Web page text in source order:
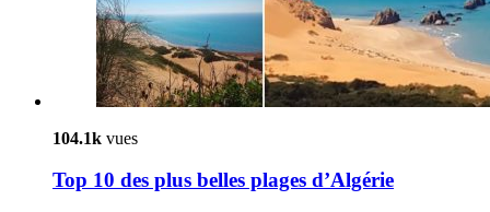
104.1k vues
Top 10 des plus belles plages d’Algérie